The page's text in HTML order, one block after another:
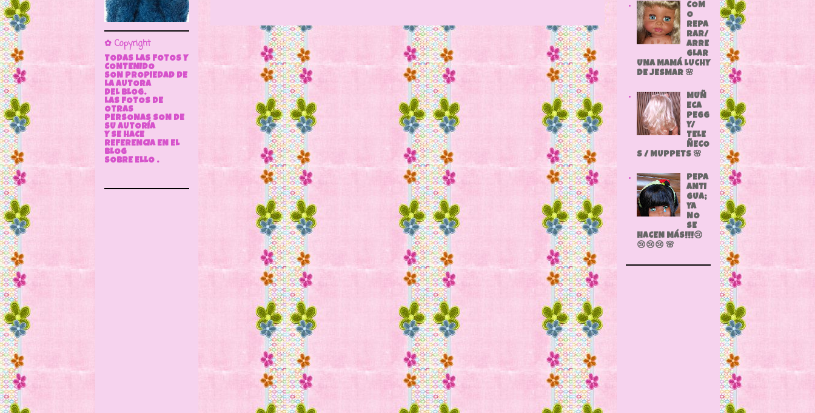
✿ Copyright
TODAS LAS FOTOS Y
CONTENIDO
SON PROPIEDAD DE
LA AUTORA
DEL BLOG.
LAS FOTOS DE
OTRAS
PERSONAS SON DE
SU AUTORÍA
Y SE HACE
REFERENCIA EN EL
BLOG
SOBRE ELLO .
COM
O
REPA
RAR/
ARRE
GLAR
UNA MAMÁ LUCHY
DE JESMAR 🌸
MUÑ
ECA
PEGG
Y/
TELE
ÑECO
S / MUPPETS 🌸
PEPA
ANTI
GUA;
YA
NO
SE
HACEN MÁS!!!😢
😢😢😢 🌸